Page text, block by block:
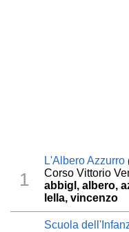
1
L'Albero Azzurro
Corso Vittorio
abbigl, albero,
lella, vincenzo
Scuola